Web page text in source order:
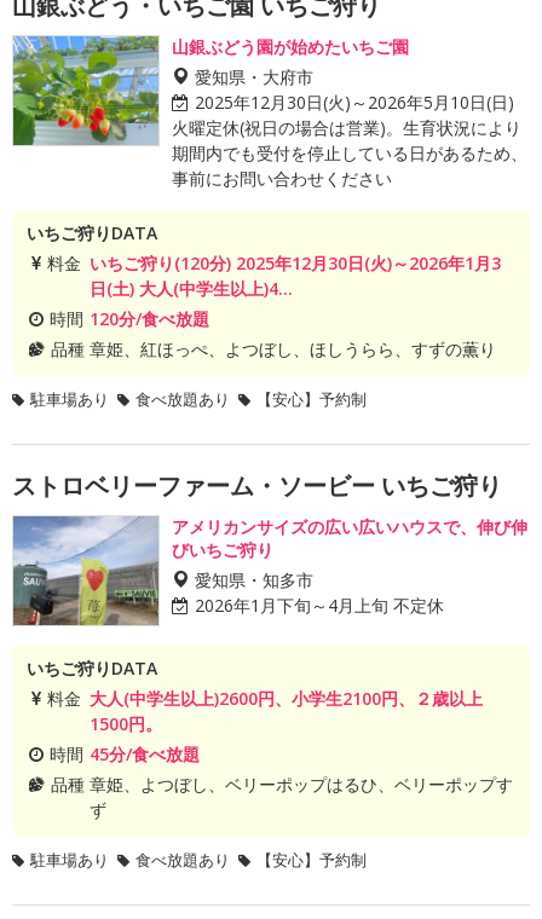
山銀ぶどう園が始めたいちご園
愛知県・大府市
2025年12月30日(火)～2026年5月10日(日)
火曜定休(祝日の場合は営業)。生育状況により
期間内でも受付を停止している日があるため、
事前にお問い合わせください
いちご狩りDATA
料金 いちご狩り(120分) 2025年12月30日(火)～2026年1月3
日(土) 大人(中学生以上)4...
時間 120分/食べ放題
品種 章姫、紅ほっぺ、よつぼし、ほしうらら、すずの薫り
駐車場あり 食べ放題あり 【安心】予約制
ストロベリーファーム・ソービー いちご狩り
アメリカンサイズの広い広いハウスで、伸び伸
びいちご狩り
愛知県・知多市
2026年1月下旬～4月上旬 不定休
いちご狩りDATA
料金 大人(中学生以上)2600円、小学生2100円、２歳以上
1500円。
時間 45分/食べ放題
品種 章姫、よつぼし、ベリーポップはるひ、ベリーポップす
ず
駐車場あり 食べ放題あり 【安心】予約制